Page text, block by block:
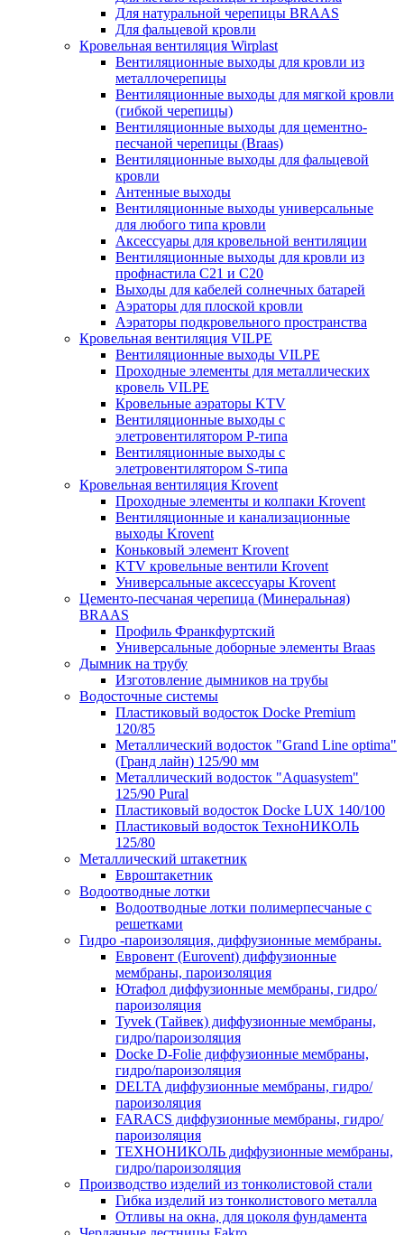
Для натуральной черепицы BRAAS
Для фальцевой кровли
Кровельная вентиляция Wirplast
Вентиляционные выходы для кровли из
металлочерепицы
Вентиляционные выходы для мягкой кровли
(гибкой черепицы)
Вентиляционные выходы для цементно-
песчаной черепицы (Braas)
Вентиляционные выходы для фальцевой
кровли
Антенные выходы
Вентиляционные выходы универсальные
для любого типа кровли
Аксессуары для кровельной вентиляции
Вентиляционные выходы для кровли из
профнастила C21 и С20
Выходы для кабелей солнечных батарей
Аэраторы для плоской кровли
Аэраторы подкровельного пространства
Кровельная вентиляция VILPE
Вентиляционные выходы VILPE
Проходные элементы для металлических
кровель VILPE
Кровельные аэраторы KTV
Вентиляционные выходы с
элетровентилятором P-типа
Вентиляционные выходы с
элетровентилятором S-типа
Кровельная вентиляция Krovent
Проходные элементы и колпаки Krovent
Вентиляционные и канализационные
выходы Krovent
Коньковый элемент Krovent
KTV кровельные вентили Krovent
Универсальные аксессуары Krovent
Цементо-песчаная черепица (Минеральная)
BRAAS
Профиль Франкфуртский
Универсальные доборные элементы Braas
Дымник на трубу
Изготовление дымников на трубы
Водосточные системы
Пластиковый водосток Docke Premium
120/85
Металлический водосток "Grand Line optima"
(Гранд лайн) 125/90 мм
Металлический водосток "Aquasystem"
125/90 Pural
Пластиковый водосток Docke LUX 140/100
Пластиковый водосток ТехноНИКОЛЬ
125/80
Металлический штакетник
Евроштакетник
Водоотводные лотки
Водоотводные лотки полимерпесчаные с
решетками
Гидро -пароизоляция, диффузионные мембраны.
Евровент (Eurovent) диффузионные
мембраны, пароизоляция
Ютафол диффузионные мембраны, гидро/
пароизоляция
Tyvek (Тайвек) диффузионные мембраны,
гидро/пароизоляция
Docke D-Folie диффузионные мембраны,
гидро/пароизоляция
DELTA диффузионные мембраны, гидро/
пароизоляция
FARACS диффузионные мембраны, гидро/
пароизоляция
ТЕХНОНИКОЛЬ диффузионные мембраны,
гидро/пароизоляция
Производство изделий из тонколистовой стали
Гибка изделий из тонколистового металла
Отливы на окна, для цоколя фундамента